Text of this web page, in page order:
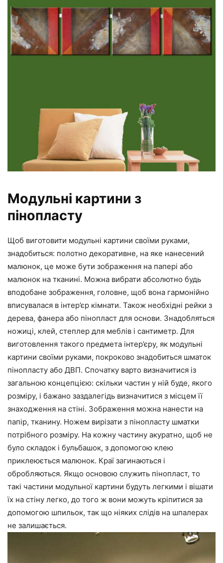
Модульні картини з
пінопласту
Щоб виготовити модульні картини своїми руками,
знадобиться: полотно декоративне, на яке нанесений
малюнок, це може бути зображення на папері або
малюнок на тканині. Можна вибрати абсолютно будь
вподобане зображення, головне, щоб вона гармонійно
вписувалася в інтер’єр кімнати. Також необхідні рейки з
дерева, фанера або пінопласт для основи. Знадобляться
ножиці, клей, степлер для меблів і сантиметр. Для
виготовлення такого предмета інтер’єру, як модульні
картини своїми руками, покроково знадобиться шматок
пінопласту або ДВП. Спочатку варто визначитися із
загальною концепцією: скільки частин у ній буде, якого
розміру, і бажано заздалегідь визначитися з місцем її
знаходження на стіні. Зображення можна нанести на
папір, тканину. Ножем вирізати з пінопласту шматки
потрібного розміру. На кожну частину акуратно, щоб не
було складок і бульбашок, з допомогою клею
приклеюється малюнок. Краї загинаються і
обробляються. Якщо основою служить пінопласт, то
такі частини модульної картини будуть легкими і вішати
їх на стіну легко, до того ж вони можуть кріпитися за
допомогою шпильок, так що ніяких слідів на шпалерах
не залишається.